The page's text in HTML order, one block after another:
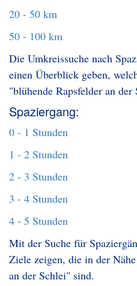
20 - 50 km
50 - 100 km
Die Umkreissuche nach
einen Überblick geben,
"blühende Rapsfelder an
Spaziergang:
0 - 1 Stunden
1 - 2 Stunden
2 - 3 Stunden
3 - 4 Stunden
4 - 5 Stunden
Mit der Suche für
Ziele zeigen, die in der
an der Schlei" sind.